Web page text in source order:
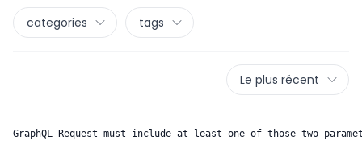
categories tags
Le plus récent
GraphQL Request must include at least one of those two